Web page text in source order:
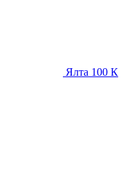
Ялта 100 К